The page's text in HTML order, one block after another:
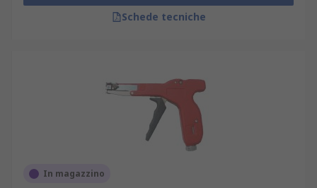
Schede tecniche
In magazzino